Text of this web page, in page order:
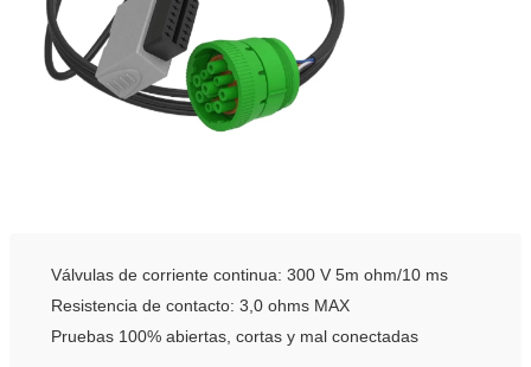
Válvulas de corriente continua: 300 V 5m ohm/10 ms
Resistencia de contacto: 3,0 ohms MAX
Pruebas 100% abiertas, cortas y mal conectadas